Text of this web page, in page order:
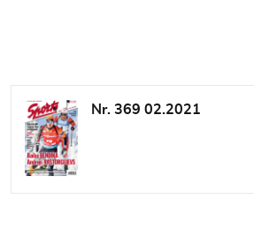
Nr. 369 02.2021